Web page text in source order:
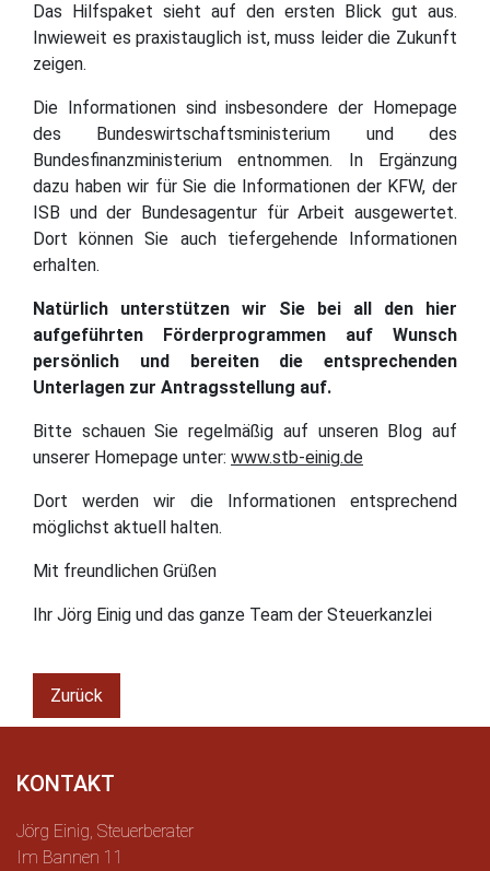
Das Hilfspaket sieht auf den ersten Blick gut aus.
Inwieweit es praxistauglich ist, muss leider die Zukunft
zeigen.
Die Informationen sind insbesondere der Homepage
des Bundeswirtschaftsministerium und des
Bundesfinanzministerium entnommen. In Ergänzung
dazu haben wir für Sie die Informationen der KFW, der
ISB und der Bundesagentur für Arbeit ausgewertet.
Dort können Sie auch tiefergehende Informationen
erhalten.
Natürlich unterstützen wir Sie bei all den hier
aufgeführten Förderprogrammen auf Wunsch
persönlich und bereiten die entsprechenden
Unterlagen zur Antragsstellung auf.
Bitte schauen Sie regelmäßig auf unseren Blog auf
unserer Homepage unter: www.stb-einig.de
Dort werden wir die Informationen entsprechend
möglichst aktuell halten.
Mit freundlichen Grüßen
Ihr Jörg Einig und das ganze Team der Steuerkanzlei
Zurück
KONTAKT
Jörg Einig, Steuerberater
Im Bannen 11